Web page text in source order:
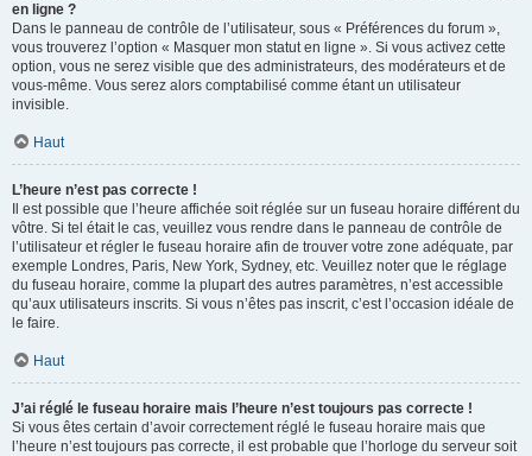
en ligne ?
Dans le panneau de contrôle de l’utilisateur, sous « Préférences du forum »,
vous trouverez l’option « Masquer mon statut en ligne ». Si vous activez cette
option, vous ne serez visible que des administrateurs, des modérateurs et de
vous-même. Vous serez alors comptabilisé comme étant un utilisateur
invisible.
Haut
L’heure n’est pas correcte !
Il est possible que l’heure affichée soit réglée sur un fuseau horaire différent du
vôtre. Si tel était le cas, veuillez vous rendre dans le panneau de contrôle de
l’utilisateur et régler le fuseau horaire afin de trouver votre zone adéquate, par
exemple Londres, Paris, New York, Sydney, etc. Veuillez noter que le réglage
du fuseau horaire, comme la plupart des autres paramètres, n’est accessible
qu’aux utilisateurs inscrits. Si vous n’êtes pas inscrit, c’est l’occasion idéale de
le faire.
Haut
J’ai réglé le fuseau horaire mais l’heure n’est toujours pas correcte !
Si vous êtes certain d’avoir correctement réglé le fuseau horaire mais que
l’heure n’est toujours pas correcte, il est probable que l’horloge du serveur soit